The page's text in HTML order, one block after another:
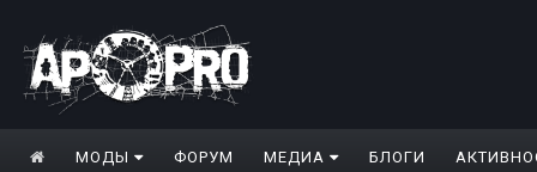
МОДЫ ФОРУМ МЕДИА БЛОГИ